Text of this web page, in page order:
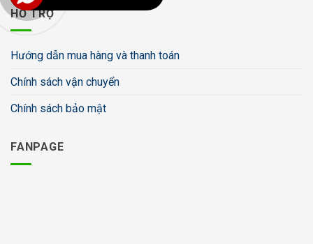
HỖ TRỢ
Hướng dẫn mua hàng và thanh toán
Chính sách vận chuyển
Chính sách bảo mật
FANPAGE